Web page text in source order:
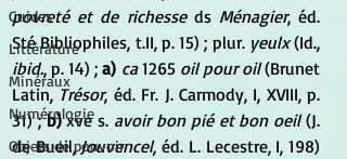
Guides
Littérature
Minéraux
Numérologie
Objets de pouvoir
povreté et de richesse ds Ménagier, éd.
Sté Bibliophiles, t.II, p. 15) ; plur. yeulx
ibid., p. 14) ; a) ca 1265 oil pour oil (Brunet
Latin, Trésor, éd. Fr. J. Carmody, I, XVIII, p.
31) ; b) xve s. avoir bon pié et bon oeil (J.
de Bueil, Jouvencel, éd. L. Lecestre, I, 198)